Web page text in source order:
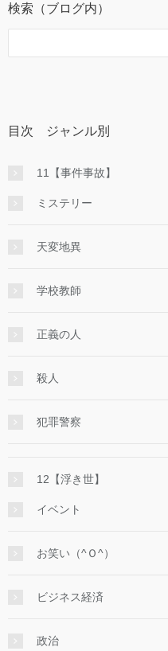
検索（ブログ内）
目次 ジャンル別
11【事件事故】
ミステリー
天変地異
学校教師
正義の人
殺人
犯罪警察
12【浮き世】
イベント
お笑い（^Ｏ^）
ビジネス経済
政治